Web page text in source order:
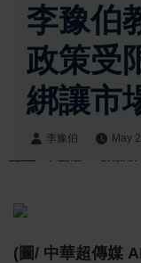
李豫伯
政策受
綁讓市
李豫伯 May
(圖/ 中華超傳媒